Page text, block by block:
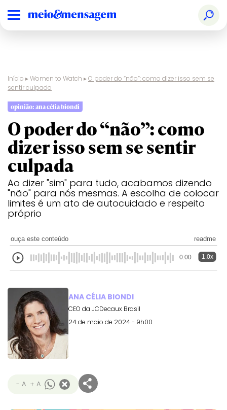
Início ▸Women to Watch ▸O poder do “não”: como dizer isso sem se
sentir culpada
opinião: ana célia biondi
O poder do “não”: como
dizer isso sem se sentir
culpada
Ao dizer "sim" para tudo, acabamos dizendo
"não" para nós mesmas. A escolha de colocar
limites é um ato de autocuidado e respeito
próprio
ouça este conteúdo readme
0:00 1.0x
ANA CÉLIA BIONDI
CEO da JCDecaux Brasil
24 de maio de 2024 - 9h00
- A + A